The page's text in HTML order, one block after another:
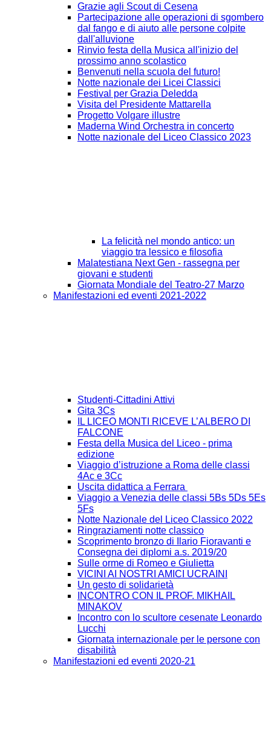
Grazie agli Scout di Cesena
Partecipazione alle operazioni di sgombero
dal fango e di aiuto alle persone colpite
dall'alluvione
Rinvio festa della Musica all'inizio del
prossimo anno scolastico
Benvenuti nella scuola del futuro!
Notte nazionale dei Licei Classici
Festival per Grazia Deledda
Visita del Presidente Mattarella
Progetto Volgare illustre
Maderna Wind Orchestra in concerto
Notte nazionale del Liceo Classico 2023
La felicità nel mondo antico: un
viaggio tra lessico e filosofia
Malatestiana Next Gen - rassegna per
giovani e studenti
Giornata Mondiale del Teatro-27 Marzo
Manifestazioni ed eventi 2021-2022
Studenti-Cittadini Attivi
Gita 3Cs
IL LICEO MONTI RICEVE L’ALBERO DI
FALCONE
Festa della Musica del Liceo - prima
edizione
Viaggio d’istruzione a Roma delle classi
4Ac e 3Cc
Uscita didattica a Ferrara
Viaggio a Venezia delle classi 5Bs 5Ds 5Es
5Fs
Notte Nazionale del Liceo Classico 2022
Ringraziamenti notte classico
Scoprimento bronzo di Ilario Fioravanti e
Consegna dei diplomi a.s. 2019/20
Sulle orme di Romeo e Giulietta
VICINI AI NOSTRI AMICI UCRAINI
Un gesto di solidarietà
INCONTRO CON IL PROF. MIKHAIL
MINAKOV
Incontro con lo scultore cesenate Leonardo
Lucchi
Giornata internazionale per le persone con
disabilità
Manifestazioni ed eventi 2020-21